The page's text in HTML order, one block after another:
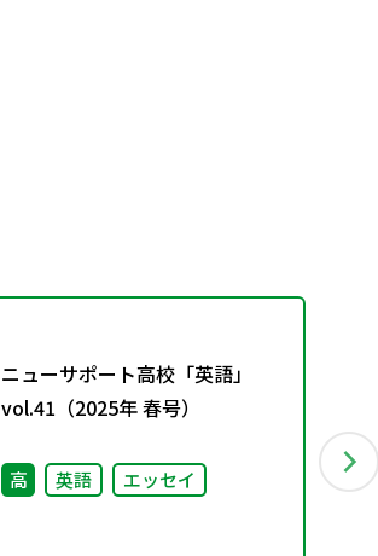
ニューサポート高校「英語」
vol.41（2025年 春号）
高 英語 エッセイ